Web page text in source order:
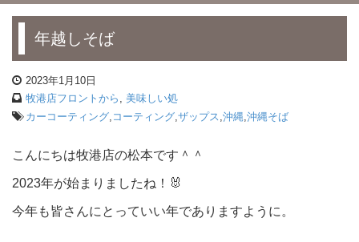
年越しそば
2023年1月10日
牧港店フロントから
美味しい処
カーコーティング コーティング ザップス 沖縄 沖縄そば
こんにちは牧港店の松本です＾＾
2023年が始まりましたね！🐰
今年も皆さんにとっていい年でありますように。